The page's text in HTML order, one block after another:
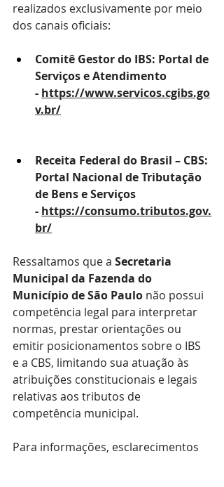
realizados exclusivamente por meio
dos canais oficiais:
Comitê Gestor do IBS: Portal de
Serviços e Atendimento
- https://www.servicos.cgibs.go
v.br/
Receita Federal do Brasil – CBS:
Portal Nacional de Tributação
de Bens e Serviços
- https://consumo.tributos.gov.
br/
Ressaltamos que a Secretaria
Municipal da Fazenda do
Município de São Paulo não possui
competência legal para interpretar
normas, prestar orientações ou
emitir posicionamentos sobre o IBS
e a CBS, limitando sua atuação às
atribuições constitucionais e legais
relativas aos tributos de
competência municipal.
Para informações, esclarecimentos